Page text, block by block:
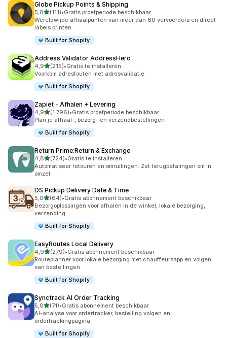
Globe Pickup Points & Shipping
5,0van 5 sterren
(111)
111 recensies in totaal
•Gratis proefperiode beschikbaar
Wereldwijde afhaalpunten van meer dan 60 vervoerders en direct
labels printen
Built for Shopify
Address Validator AddressHero
4,9van 5 sterren
(215)
215 recensies in totaal
•Gratis te installeren
Voorkom adresfouten met adresvalidatie
Built for Shopify
Zapiet ‑ Afhalen + Levering
4,9van 5 sterren
(1.796)
1796 recensies in totaal
•Gratis proefperiode beschikbaar
Plan je afhaal-, bezorg- en verzendbestellingen
Built for Shopify
Return Prime:Return & Exchange
4,8van 5 sterren
(724)
724 recensies in totaal
•Gratis te installeren
Automatiseer retouren en omruilingen. Zet terugbetalingen om in
omzet
DS Pickup Delivery Date & Time
5,0van 5 sterren
(64)
64 recensies in totaal
•Gratis abonnement beschikbaar
Bezorgoplossingen voor afhalen in de winkel, lokale bezorging,
verzending.
Built for Shopify
EasyRoutes Local Delivery
4,9van 5 sterren
(279)
279 recensies in totaal
•Gratis abonnement beschikbaar
Routeplanner voor lokale bezorging met chauffeursapp en volgen
van bestellingen
Built for Shopify
Synctrack AI Order Tracking
5,0van 5 sterren
(71)
71 recensies in totaal
•Gratis abonnement beschikbaar
AI-analyse voor ordertracker, bestelling volgen en
ordertrackingpagina
Built for Shopify